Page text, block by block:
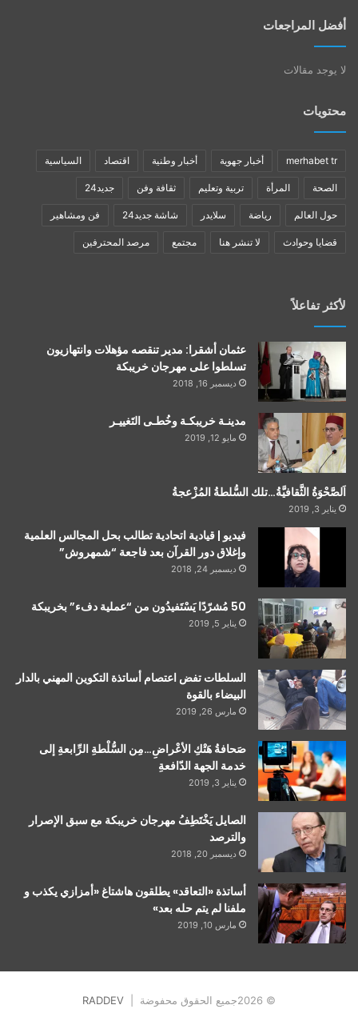
أفضل المراجعات
لا يوجد مقالات
محتويات
merhabet tr أخبار جهوية أخبار وطنية اقتصاد السياسية
الصحة المرأة تربية وتعليم ثقافة وفن جديد24
حول العالم رياضة سلايدر شاشة جديد24 فن ومشاهير
قضايا وحوادث لا تنشر هنا مجتمع مرصد المحترفين
لأكثر تفاعلاً
عثمان أشقرا: مدير تنقصه مؤهلات وانتهازيون
تسلطوا على مهرجان خريبكة
ديسمبر 16, 2018
مدينـة خريبكـة وخُطـى التَغييـر
مايو 12, 2019
اَلصَّحْوَةُ الثَّقافيَّةُ…تلك السُّلطةُ المُزْعجةُ
يناير 3, 2019
فيديو | قيادية اتحادية تطالب بحل المجالس العلمية
وإغلاق دور القرآن بعد فاجعة “شمهروش”
ديسمبر 24, 2018
50 مُشرّدًا يَسْتَفيدُون من “عملية دفء” بخريبكة
يناير 5, 2019
السلطات تفض اعتصام أساتذة التكوين المهني بالدار
البيضاء بالقوة
مارس 26, 2019
صَحافةُ هَتْكِ الأعْراضِ…مِن السُّلْطةِ الرِّابعةِ إلى
خدمة الجهة الدّافعةِ
يناير 3, 2019
الصايل يَخْتَطِفُ مهرجان خريبكة مع سبق الإصرار
والترصد
ديسمبر 20, 2018
أساتذة «التعاقد» يطلقون هاشتاغ «أمزازي يكذب و
ملفنا لم يتم حله بعد»
مارس 10, 2019
© 2026جميع الحقوق محفوضة | RADDEV